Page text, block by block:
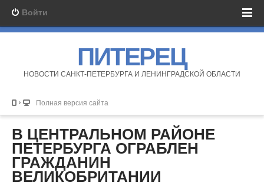
Войти
ПИТЕРЕЦ
НОВОСТИ САНКТ-ПЕТЕРБУРГА И ЛЕНИНГРАДСКОЙ ОБЛАСТИ
Полная версия сайта
В ЦЕНТРАЛЬНОМ РАЙОНЕ
ПЕТЕРБУРГА ОГРАБЛЕН
ГРАЖДАНИН
ВЕЛИКОБРИТАНИИ